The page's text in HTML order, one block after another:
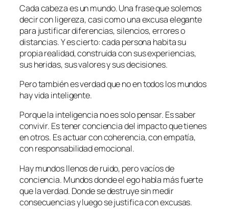
Cada cabeza es un mundo. Una frase que solemos
decir con ligereza, casi como una excusa elegante
para justificar diferencias, silencios, errores o
distancias. Y es cierto: cada persona habita su
propia realidad, construida con sus experiencias,
sus heridas, sus valores y sus decisiones.
Pero también es verdad que no en todos los mundos
hay vida inteligente.
Porque la inteligencia no es solo pensar. Es saber
convivir. Es tener conciencia del impacto que tienes
en otros. Es actuar con coherencia, con empatía,
con responsabilidad emocional.
Hay mundos llenos de ruido, pero vacíos de
conciencia. Mundos donde el ego habla más fuerte
que la verdad. Donde se destruye sin medir
consecuencias y luego se justifica con excusas.